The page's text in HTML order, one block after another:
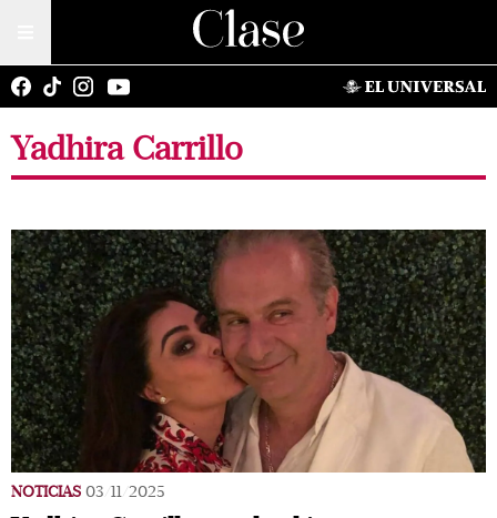
Yadhira Carrillo
NOTICIAS 03/11/2025